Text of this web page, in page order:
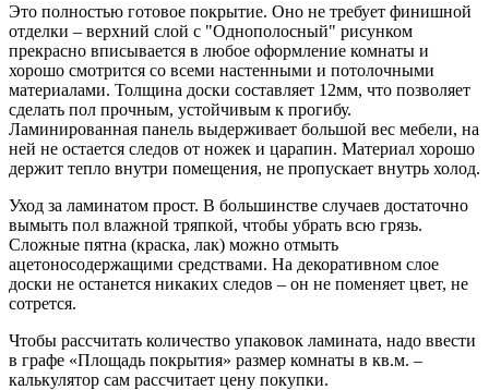
Это полностью готовое покрытие. Оно не требует финишной
отделки – верхний слой с "Однополосный" рисунком
прекрасно вписывается в любое оформление комнаты и
хорошо смотрится со всеми настенными и потолочными
материалами. Толщина доски составляет 12мм, что позволяет
сделать пол прочным, устойчивым к прогибу.
Ламинированная панель выдерживает большой вес мебели, на
ней не остается следов от ножек и царапин. Материал хорошо
держит тепло внутри помещения, не пропускает внутрь холод.
Уход за ламинатом прост. В большинстве случаев достаточно
вымыть пол влажной тряпкой, чтобы убрать всю грязь.
Сложные пятна (краска, лак) можно отмыть
ацетоносодержащими средствами. На декоративном слое
доски не останется никаких следов – он не поменяет цвет, не
сотрется.
Чтобы рассчитать количество упаковок ламината, надо ввести
в графе «Площадь покрытия» размер комнаты в кв.м. –
калькулятор сам рассчитает цену покупки.